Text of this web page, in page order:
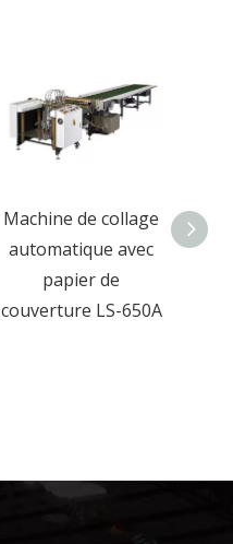
Machine de collage
automatique avec
papier de
couverture LS-650A